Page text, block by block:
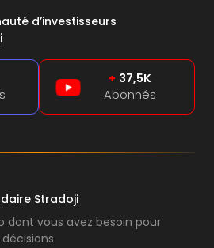
d’investisseurs
+ 37,5K
Abonnés
Stradoji
dont vous avez besoin pour